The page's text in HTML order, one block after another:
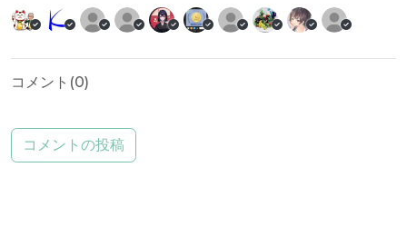
コメント(0)
コメントの投稿